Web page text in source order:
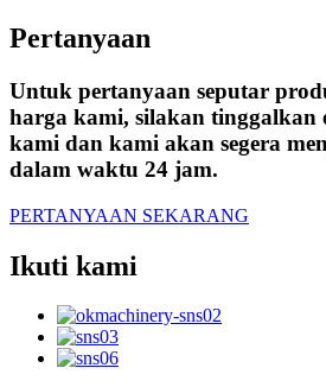
Pertanyaan
Untuk pertanyaan seputar
harga kami, silakan tinggalkan
kami dan kami akan segera
dalam waktu 24 jam.
PERTANYAAN SEKARANG
Ikuti kami